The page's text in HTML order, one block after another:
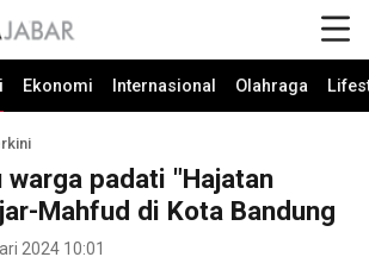
Ekonomi Internasional Olahraga
warga padati "Hajatan
Mahfud di Kota Bandung
2024 10:01